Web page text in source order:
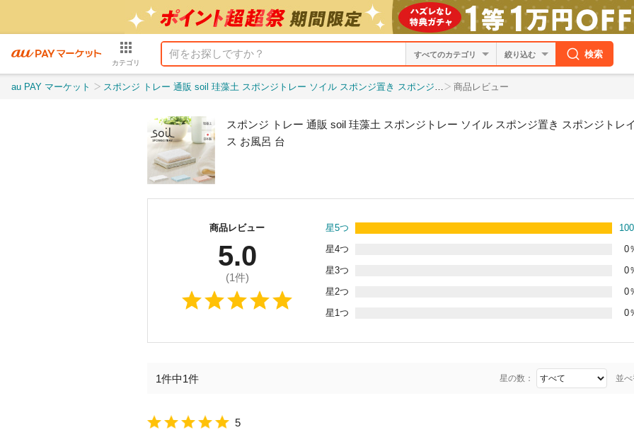
カテゴリ
絞り込む 検索
au PAY マーケット スポンジ トレー 通販 soil 珪藻土 スポンジトレー ソイル スポンジ置き スポンジトレイ キッチン 石鹸 石けん せっけん バス お風呂 台 商品レビュー
スポンジ トレー 通販 soil 珪藻土 スポンジトレー ソイル スポンジ置き スポンジトレ
ス お風呂 台
商品レビュー
5.0
(1件)
星5つ
100
星4つ
0
星3つ
0
星2つ
0
星1つ
0
1件中1件 星の数： 並
5